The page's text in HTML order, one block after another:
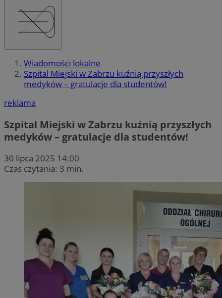
Wiadomości lokalne
Szpital Miejski w Zabrzu kuźnią przyszłych
medyków – gratulacje dla studentów!
reklama
Szpital Miejski w Zabrzu kuźnią przyszłych
medyków – gratulacje dla studentów!
30 lipca 2025 14:00
Czas czytania: 3 min.